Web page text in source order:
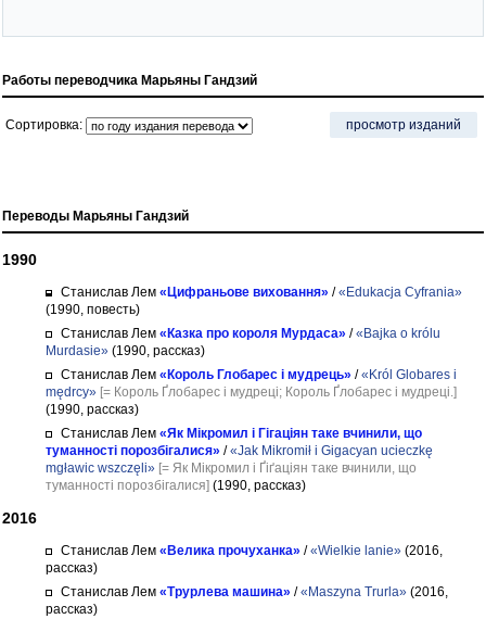
Работы переводчика Марьяны Гандзий
Сортировка: просмотр изданий
Переводы Марьяны Гандзий
1990
Станислав Лем «Цифраньове виховання» /«Edukacja Cyfrania»
(1990, повесть)
Станислав Лем «Казка про короля Мурдаса» /«Bajka o królu
Murdasie» (1990, рассказ)
Станислав Лем «Король Глобарес і мудрець» /«Król Globares i
mędrcy» [= Король Ґлобарес і мудреці; Король Ґлобарес і мудреці.]
(1990, рассказ)
Станислав Лем «Як Мікромил і Гігаціян таке вчинили, що
туманності порозбігалися» /«Jak Mikromił i Gigacyan ucieczkę
mgławic wszczęli» [= Як Мікромил і Ґіґаціян таке вчинили, що
туманності порозбігалися] (1990, рассказ)
2016
Станислав Лем «Велика прочуханка» /«Wielkie lanie» (2016,
рассказ)
Станислав Лем «Трурлева машина» /«Maszyna Trurla» (2016,
рассказ)